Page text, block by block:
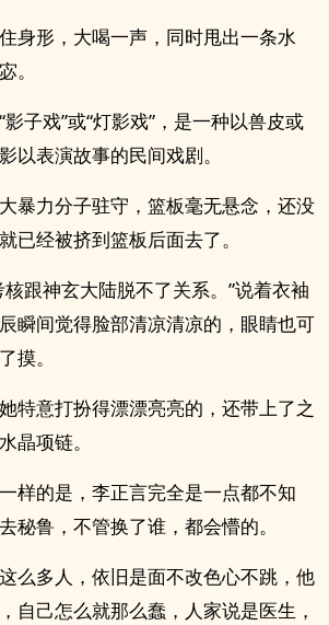
身形，大喝一声，同时甩出一条水
。
子戏”或“灯影戏”，是一种以兽皮或
以表演故事的民间戏剧。
暴力分子驻守，篮板毫无悬念，还没
已经被挤到篮板后面去了。
跟神玄大陆脱不了关系。”说着衣袖
瞬间觉得脸部清凉清凉的，眼睛也可
摸。
特意打扮得漂漂亮亮的，还带上了之
晶项链。
样的是，李正言完全是一点都不知
秘鲁，不管换了谁，都会懵的。
么多人，依旧是面不改色心不跳，他
自己怎么就那么蠢，人家说是医生，